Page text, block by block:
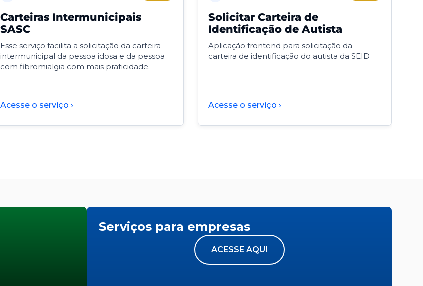
Carteiras Intermunicipais
SASC
Esse serviço facilita a solicitação da carteira
intermunicipal da pessoa idosa e da pessoa
com fibromialgia com mais praticidade.
Acesse o serviço ›
Solicitar Carteira de
Identificação de Autista
Aplicação frontend para solicitação da
carteira de identificação do autista da SEID
Acesse o serviço ›
Serviços para empresas
ACESSE AQUI